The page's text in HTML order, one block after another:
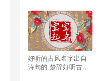
好听的古风名字出自
诗句的 楚辞好听古风